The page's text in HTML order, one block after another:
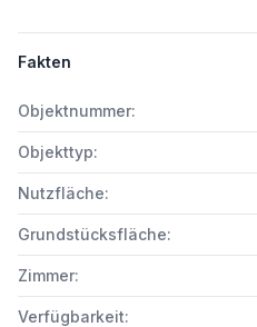
Fakten
Objektnummer:
Objekttyp:
Nutzfläche:
Grundstücksfläche:
Zimmer:
Verfügbarkeit: